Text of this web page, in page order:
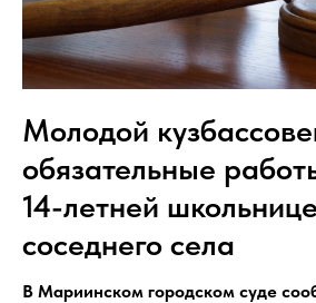
Молодой
обязательные
14-летней
соседнего села
В Мариинском городском суде